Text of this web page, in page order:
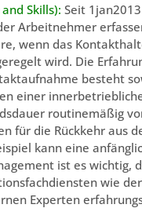
Skills): Seit
Arbeitnehmer
wenn das
wird. Die
besteht
einer
routinemäßig
für die Rückkehr aus
kann eine
ist es wichtig,
wie
Experten